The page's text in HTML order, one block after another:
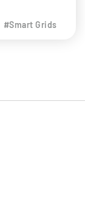
#Smart Grids